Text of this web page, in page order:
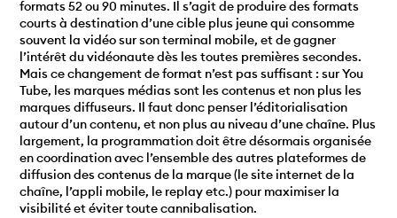
formats 52 ou 90 minutes. Il s’agit de produire des formats
courts à destination d’une cible plus jeune qui consomme
souvent la vidéo sur son terminal mobile, et de gagner
l’intérêt du vidéonaute dès les toutes premières secondes.
Mais ce changement de format n’est pas suffisant : sur You
Tube, les marques médias sont les contenus et non plus les
marques diffuseurs. Il faut donc penser l’éditorialisation
autour d’un contenu, et non plus au niveau d’une chaîne. Plus
largement, la programmation doit être désormais organisée
en coordination avec l’ensemble des autres plateformes de
diffusion des contenus de la marque (le site internet de la
chaîne, l’appli mobile, le replay etc.) pour maximiser la
visibilité et éviter toute cannibalisation.